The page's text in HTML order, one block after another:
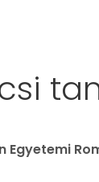
Egyetemi